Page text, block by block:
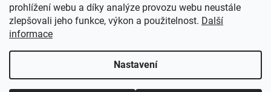
prohlížení webu a díky analýze provozu webu neustále
zlepšovali jeho funkce, výkon a použitelnost. Další
informace
Nastavení
19/07/2025